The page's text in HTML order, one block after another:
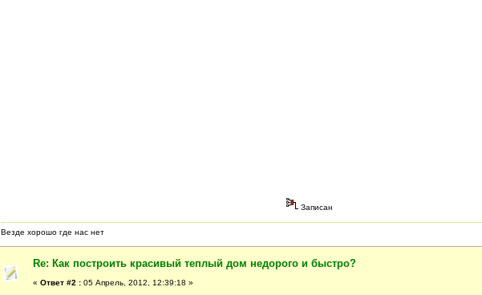
Записан
Везде хорошо где нас нет
Re: Как построить красивый теплый дом недорого и быстро?
« Ответ #2 : 05 Апрель, 2012, 12:39:18 »